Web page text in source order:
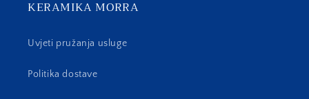
KERAMIKA MORRA
Uvjeti pružanja usluge
Politika dostave